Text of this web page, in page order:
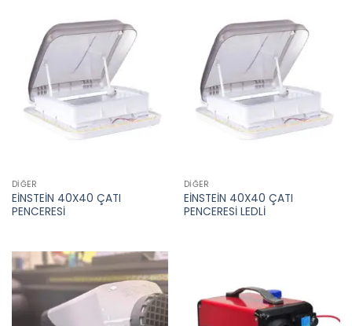
DIĞER
EİNSTEİN 40X40 ÇATI
PENCERESİ
DIĞER
EİNSTEİN 40X40 ÇATI
PENCERESİ LEDLİ